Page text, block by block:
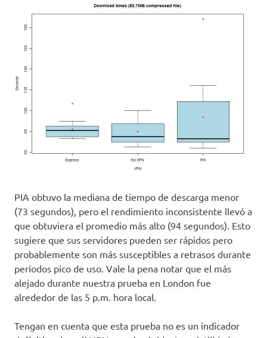
PIA obtuvo la mediana de tiempo de descarga menor
(73 segundos), pero el rendimiento inconsistente llevó a
que obtuviera el promedio más alto (94 segundos). Esto
sugiere que sus servidores pueden ser rápidos pero
probablemente son más susceptibles a retrasos durante
períodos pico de uso. Vale la pena notar que el más
alejado durante nuestra prueba en London fue
alrededor de las 5 p.m. hora local.
Tengan en cuenta que esta prueba no es un indicador